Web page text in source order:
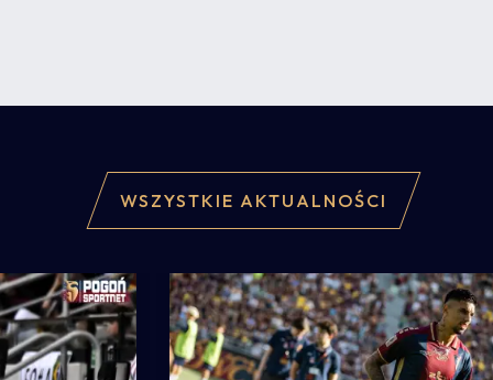
WSZYSTKIE AKTUALNOŚCI